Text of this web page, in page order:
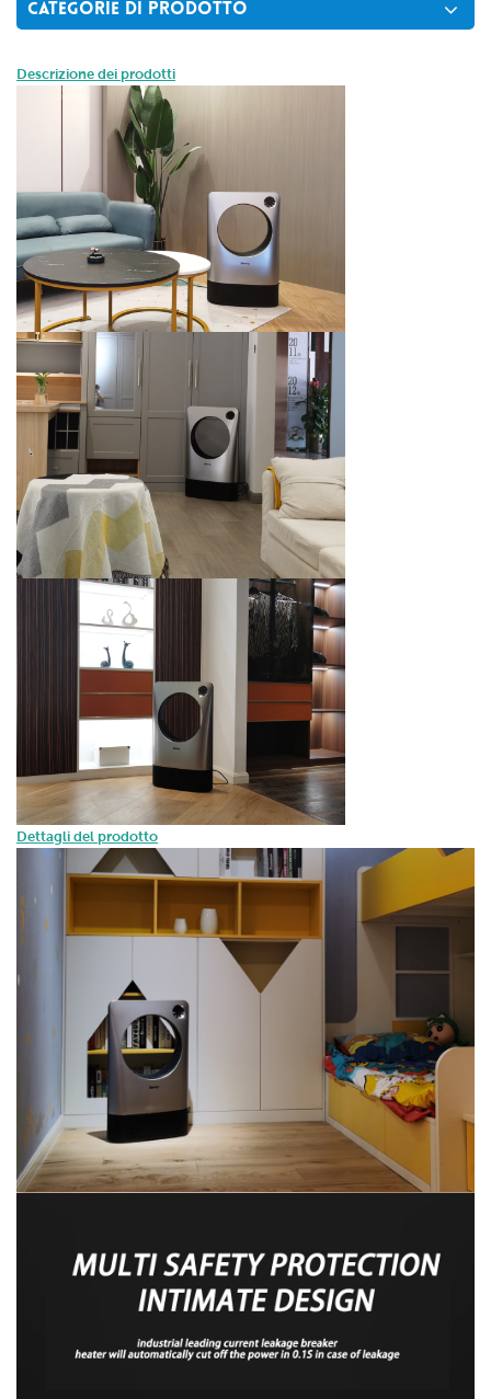
CATEGORIE DI PRODOTTO
Descrizione dei prodotti
Dettagli del prodotto